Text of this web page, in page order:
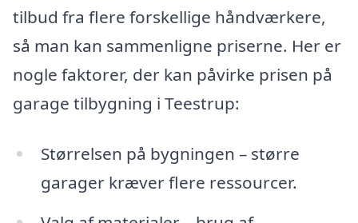
tilbud fra flere forskellige håndværkere,
så man kan sammenligne priserne. Her er
nogle faktorer, der kan påvirke prisen på
garage tilbygning i Teestrup:
Størrelsen på bygningen – større
garager kræver flere ressourcer.